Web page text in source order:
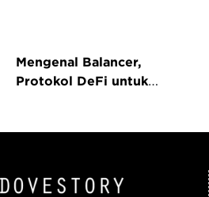
Mengenal Balancer,
Protokol DeFi untuk